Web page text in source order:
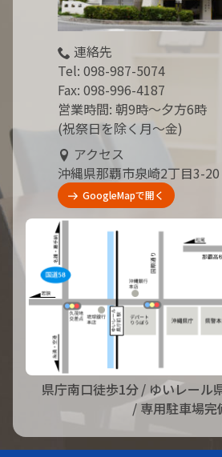
連絡先
Tel: 098-987-5074
Fax: 098-996-4187
営業時間: 朝9時～夕方6時
(祝祭日を除く月～金)
アクセス
沖縄県那覇市泉崎2丁目3-
GoogleMapで開く
県庁南口徒歩1分/ ゆいレール
/ 専用駐車場完